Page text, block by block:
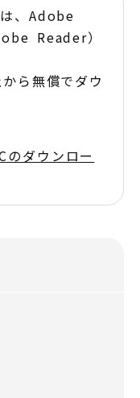
、Adobe
Reader）
ら無償でダウ
ダウンロー